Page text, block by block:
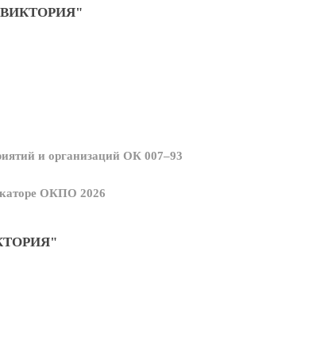
и организаций ОК 007–93
ОКПО 2026